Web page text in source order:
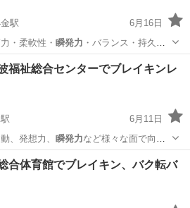
駅
6月16日
・柔軟性・ 瞬発力 ・バランス・持久
サッカー 敏捷性
福祉総合センターでブレイキンレ
6月11日
、発想力、 瞬発力など様々な面で向上
ダンス BREAKIN
合体育館でブレイキン、バク転バ